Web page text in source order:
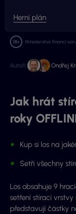
Herní plán
Ministerstvo financí
Autoři: Ondřej
Jak hrát
roky
Kup si los na
Setři všechny
Los obsahuje 9
setření stírací
představují částky